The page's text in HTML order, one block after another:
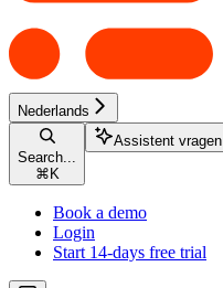
Nederlands
Search...
⌘ K
Assistent vragen
Book a demo
Login
Start 14-days free trial